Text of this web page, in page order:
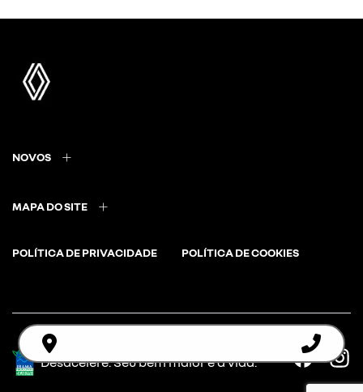
NOVOS
MAPA DO SITE
POLÍTICA DE PRIVACIDADE POLÍTICA DE COOKIES
Desacelere. Seu bem maior é a vida.